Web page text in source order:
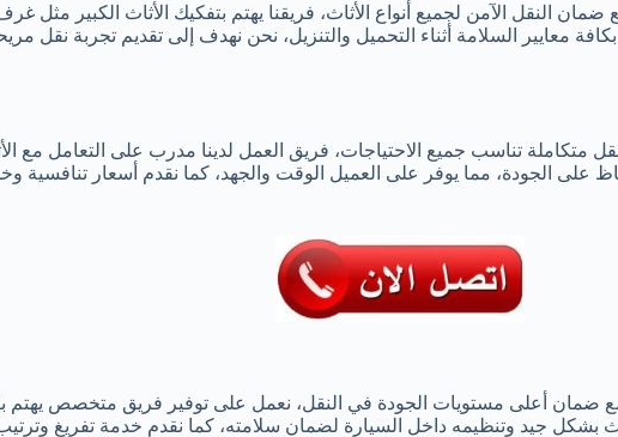
ضمان النقل الآمن لجميع أنواع الأثاث، فريقنا يهتم بتفكيك الأثاث الكبير مثل
معايير السلامة أثناء التحميل والتنزيل، نحن نهدف إلى تقديم تجربة نقل
تناسب جميع الاحتياجات، فريق العمل لدينا مدرب على التعامل مع
الجودة، مما يوفر على العميل الوقت والجهد، كما نقدم أسعار تنافسية
ضمان أعلى مستويات الجودة في النقل، نعمل على توفير فريق متخصص يهتم
جيد وتنظيمه داخل السيارة لضمان سلامته، كما نقدم خدمة تفريغ وترتيب